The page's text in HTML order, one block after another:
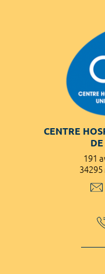
CENTRE
191